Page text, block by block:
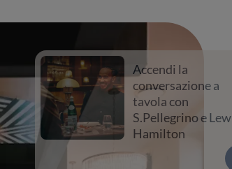
Accendi la
conversazione a
tavola con
S.Pellegrino e Lewis
Hamilton